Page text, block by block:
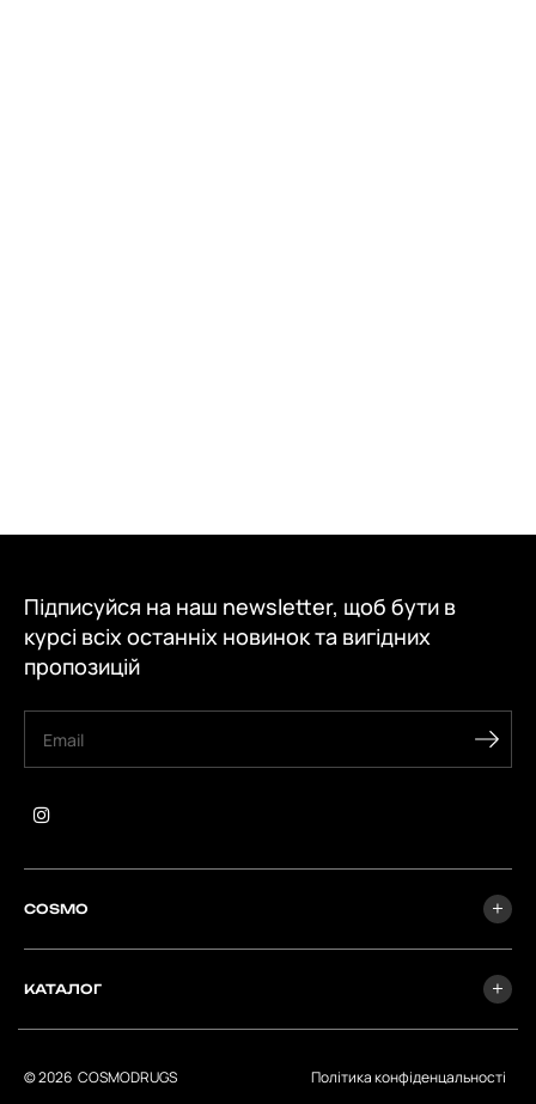
Підписуйся на наш newsletter, щоб бути в
курсі всіх останніх новинок та вигідних
пропозицій
COSMO
КАТАЛОГ
© 2026 СOSMODRUGS Політика конфіденцальності